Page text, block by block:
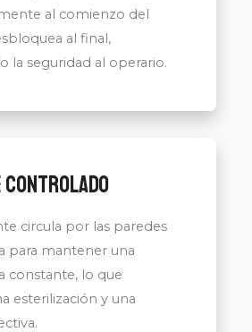
al comienzo del
al final,
la seguridad al operario.
controlado
circula por las paredes
para mantener una
constante, lo que
esterilización y una